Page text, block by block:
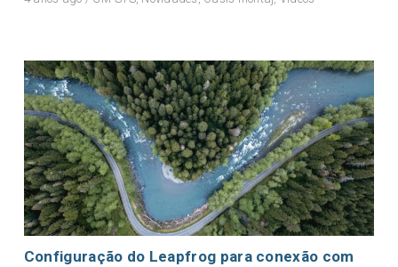
Configuração do Leapfrog para conexão com